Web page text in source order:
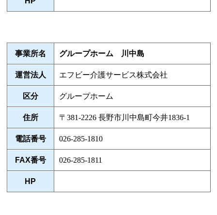
事業所名 グループホーム 川中島
運営法人 エフビー介護サービス株式会社
区分 グループホーム
住所 〒381-2226 長野市川中島町今井1836-1
電話番号 026-285-1810
FAX番号 026-285-1811
HP